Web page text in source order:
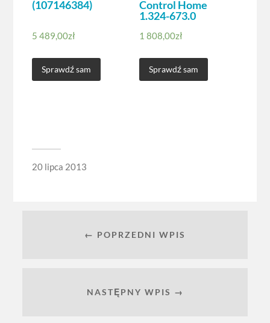
(107146384)
5 489,00zł
Sprawdź sam
Control Home
1.324-673.0
1 808,00zł
Sprawdź sam
20 lipca 2013
← POPRZEDNI WPIS
NASTĘPNY WPIS →